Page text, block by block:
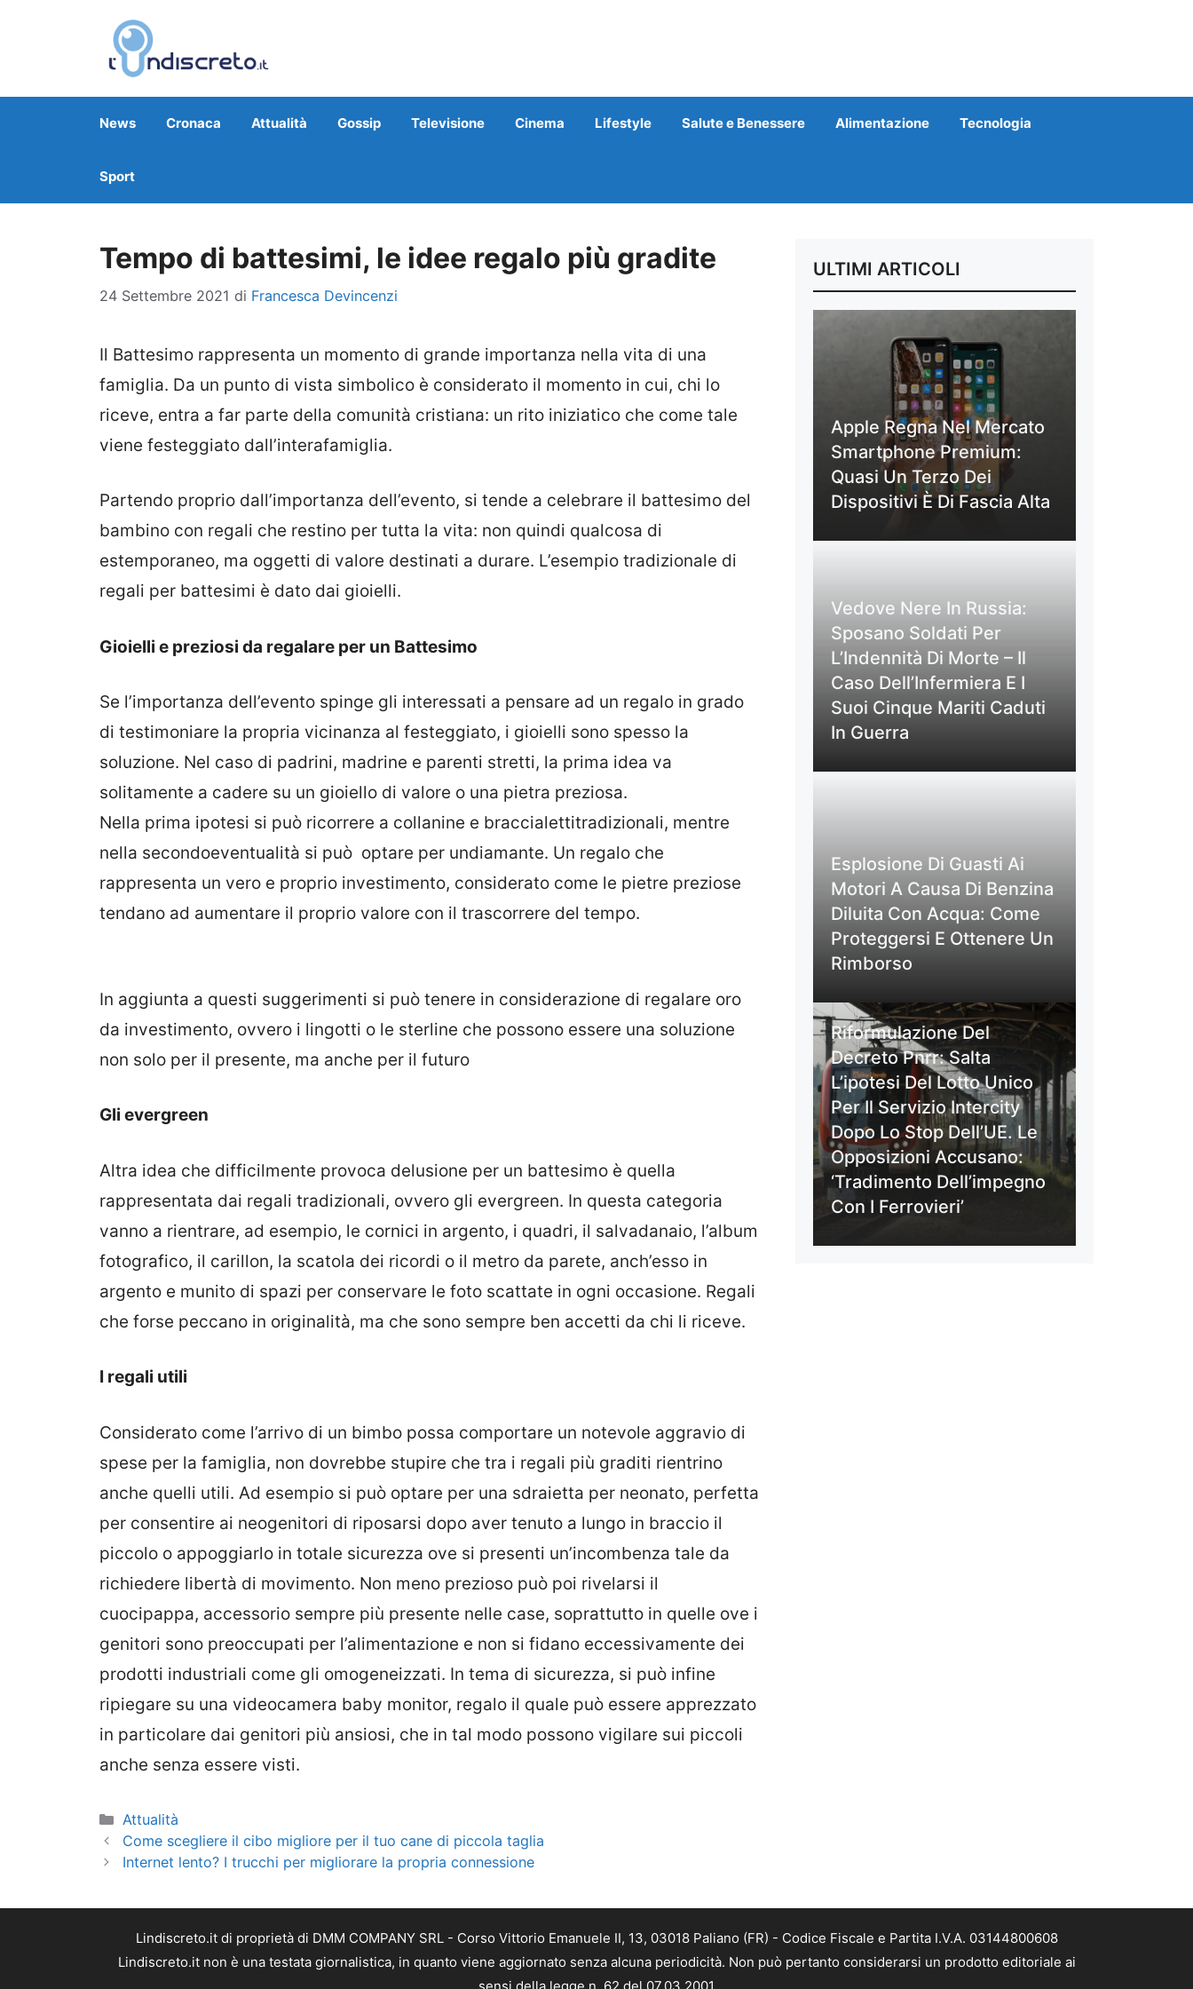
News Cronaca Attualità Gossip Televisione Cinema Lifestyle Salute e Benessere Alimentazione Tecnologia
Sport
Tempo di battesimi, le idee regalo più gradite
24 Settembre 2021 di Francesca Devincenzi
Il Battesimo rappresenta un momento di grande importanza nella vita di una
famiglia. Da un punto di vista simbolico è considerato il momento in cui, chi lo
riceve, entra a far parte della comunità cristiana: un rito iniziatico che come tale
viene festeggiato dall’interafamiglia.
Partendo proprio dall’importanza dell’evento, si tende a celebrare il battesimo del
bambino con regali che restino per tutta la vita: non quindi qualcosa di
estemporaneo, ma oggetti di valore destinati a durare. L’esempio tradizionale di
regali per battesimi è dato dai gioielli.
Gioielli e preziosi da regalare per un Battesimo
Se l’importanza dell’evento spinge gli interessati a pensare ad un regalo in grado
di testimoniare la propria vicinanza al festeggiato, i gioielli sono spesso la
soluzione. Nel caso di padrini, madrine e parenti stretti, la prima idea va
solitamente a cadere su un gioiello di valore o una pietra preziosa.
Nella prima ipotesi si può ricorrere a collanine e braccialettitradizionali, mentre
nella secondoeventualità si può optare per undiamante. Un regalo che
rappresenta un vero e proprio investimento, considerato come le pietre preziose
tendano ad aumentare il proprio valore con il trascorrere del tempo.
In aggiunta a questi suggerimenti si può tenere in considerazione di regalare oro
da investimento, ovvero i lingotti o le sterline che possono essere una soluzione
non solo per il presente, ma anche per il futuro
Gli evergreen
Altra idea che difficilmente provoca delusione per un battesimo è quella
rappresentata dai regali tradizionali, ovvero gli evergreen. In questa categoria
vanno a rientrare, ad esempio, le cornici in argento, i quadri, il salvadanaio, l’album
fotografico, il carillon, la scatola dei ricordi o il metro da parete, anch’esso in
argento e munito di spazi per conservare le foto scattate in ogni occasione. Regali
che forse peccano in originalità, ma che sono sempre ben accetti da chi li riceve.
I regali utili
Considerato come l’arrivo di un bimbo possa comportare un notevole aggravio di
spese per la famiglia, non dovrebbe stupire che tra i regali più graditi rientrino
anche quelli utili. Ad esempio si può optare per una sdraietta per neonato, perfetta
per consentire ai neogenitori di riposarsi dopo aver tenuto a lungo in braccio il
piccolo o appoggiarlo in totale sicurezza ove si presenti un’incombenza tale da
richiedere libertà di movimento. Non meno prezioso può poi rivelarsi il
cuocipappa, accessorio sempre più presente nelle case, soprattutto in quelle ove i
genitori sono preoccupati per l’alimentazione e non si fidano eccessivamente dei
prodotti industriali come gli omogeneizzati. In tema di sicurezza, si può infine
ripiegare su una videocamera baby monitor, regalo il quale può essere apprezzato
in particolare dai genitori più ansiosi, che in tal modo possono vigilare sui piccoli
anche senza essere visti.
Categorie
Attualità
Come scegliere il cibo migliore per il tuo cane di piccola taglia
Internet lento? I trucchi per migliorare la propria connessione
ULTIMI ARTICOLI
Apple Regna Nel Mercato
Smartphone Premium:
Quasi Un Terzo Dei
Dispositivi È Di Fascia Alta
Vedove Nere In Russia:
Sposano Soldati Per
L’Indennità Di Morte – Il
Caso Dell’Infermiera E I
Suoi Cinque Mariti Caduti
In Guerra
Esplosione Di Guasti Ai
Motori A Causa Di Benzina
Diluita Con Acqua: Come
Proteggersi E Ottenere Un
Rimborso
Riformulazione Del
Decreto Pnrr: Salta
L’ipotesi Del Lotto Unico
Per Il Servizio Intercity
Dopo Lo Stop Dell’UE. Le
Opposizioni Accusano:
‘Tradimento Dell’impegno
Con I Ferrovieri’
Lindiscreto.it di proprietà di DMM COMPANY SRL - Corso Vittorio Emanuele II, 13, 03018 Paliano (FR) - Codice Fiscale e Partita I.V.A. 03144800608
Lindiscreto.it non è una testata giornalistica, in quanto viene aggiornato senza alcuna periodicità. Non può pertanto considerarsi un prodotto editoriale ai